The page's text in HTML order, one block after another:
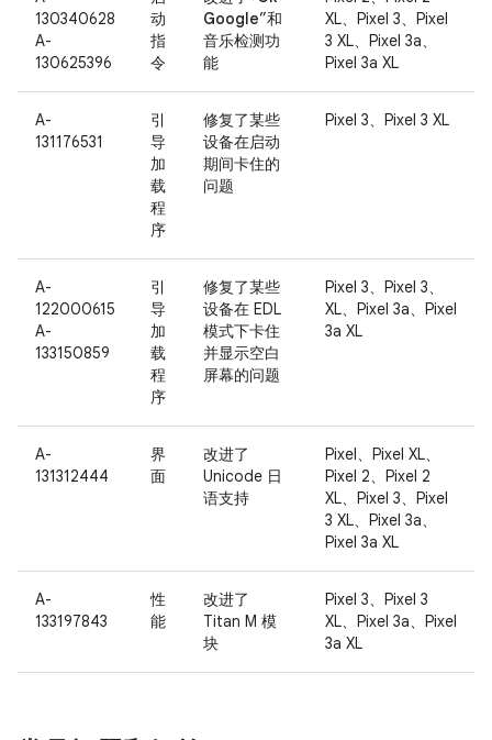
130340628
A-
130625396
动
指
令
Google”和
音乐检测功
能
XL、Pixel 3、Pixel
3 XL、Pixel 3a、
Pixel 3a XL
A-
131176531
引
导
加
载
程
序
修复了某些
设备在启动
期间卡住的
问题
Pixel 3、Pixel 3 XL
A-
122000615
A-
133150859
引
导
加
载
程
序
修复了某些
设备在 EDL
模式下卡住
并显示空白
屏幕的问题
Pixel 3、Pixel 3、
XL、Pixel 3a、Pixel
3a XL
A-
131312444
界
面
改进了
Unicode 日
语支持
Pixel、Pixel XL、
Pixel 2、Pixel 2
XL、Pixel 3、Pixel
3 XL、Pixel 3a、
Pixel 3a XL
A-
133197843
性
能
改进了
Titan M 模
块
Pixel 3、Pixel 3
XL、Pixel 3a、Pixel
3a XL